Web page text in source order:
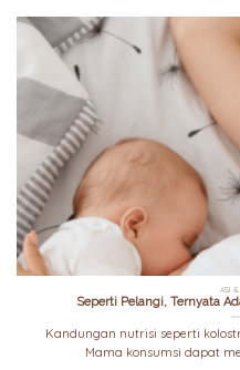
ASI &
Seperti Pelangi, Ternyata
Kandungan nutrisi seperti
Mama konsumsi dapat